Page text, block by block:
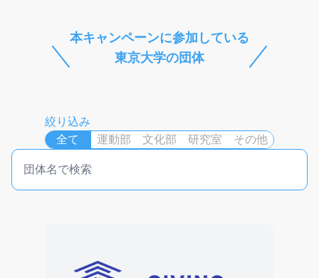
本キャンペーンに参加している
東京大学の団体
絞り込み
全て
運動部 文化部 研究室 その他